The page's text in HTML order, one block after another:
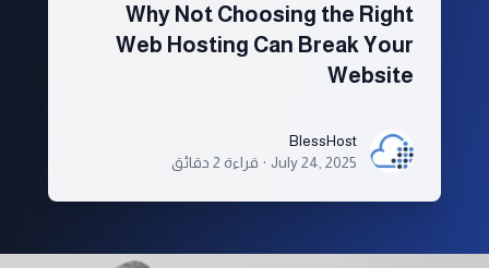
Why Not Choosing the Right
Web Hosting Can Break Your
Website
BlessHost
BlessHost
July 24, 2025
· قراءة 2 دقائق